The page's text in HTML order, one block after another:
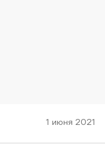
1 июня 2021